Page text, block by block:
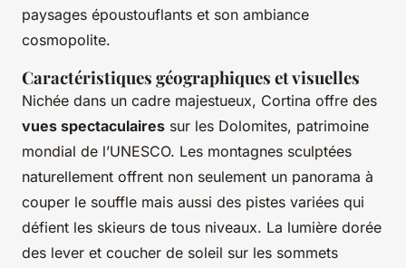
paysages époustouflants et son ambiance
cosmopolite.
Caractéristiques géographiques et visuelles
Nichée dans un cadre majestueux, Cortina offre des
vues spectaculaires sur les Dolomites, patrimoine
mondial de l’UNESCO. Les montagnes sculptées
naturellement offrent non seulement un panorama à
couper le souffle mais aussi des pistes variées qui
défient les skieurs de tous niveaux. La lumière dorée
des lever et coucher de soleil sur les sommets